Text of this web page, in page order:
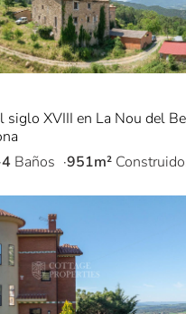
siglo XVIII en La Nou del
4 Baños 951m²